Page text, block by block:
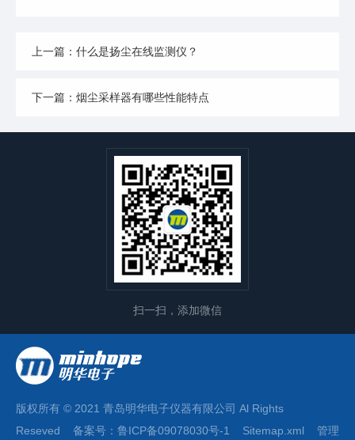
上一篇：什么是扬尘在线监测仪？
下一篇：烟尘采样器有哪些性能特点
扫一扫，添加微信
版权所有 © 2021 青岛明华电子仪器有限公司 Al Rights
Reseved 备案号： 鲁ICP备09078030号-1 Sitemap.xml 管理